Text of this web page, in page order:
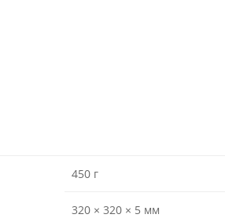
450 г
320 × 320 × 5 мм